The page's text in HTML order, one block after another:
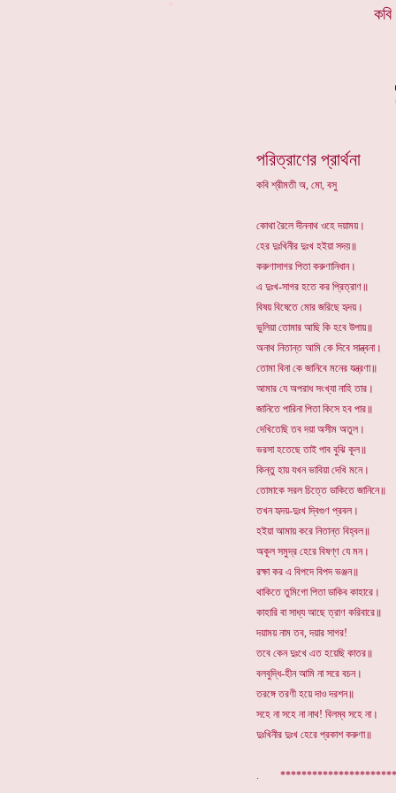
পরিত্রাণের প্রার্থনা
কবি শ্রীমতী অ, মো, বসু
কোথা রৈলে দীননাথ ওহে দয়াময়।
হের দুঃখিনীর দুঃখ হইয়া সদয়॥
করুণাসাগর পিতা করুণানিধান।
এ দুঃখ-সাগর হতে কর প্রিত্রাণ॥
বিষয় বিষেতে মোর জরিছে হৃদয়।
ভুলিয়া তোমার আছি কি হবে উপায়॥
অনাথ নিতান্ত আমি কে দিবে সান্ত্বনা।
তোমা বিনা কে জানিবে মনের যন্ত্রণা॥
আমার যে অপরাধ সংখ্যা নাহি তার।
জানিতে পারিনা পিতা কিসে হব পার॥
দেখিতেছি তব দয়া অসীম অতুল।
ভরসা হতেছে তাই পাব বুঝি কূল॥
কিন্তু হায় যখন ভাবিয়া দেখি মনে।
তোমাকে সরল চিত্তে ডাকিতে জানিনে॥
তখন হৃদয়-দুঃখ দ্বিগুণ প্রবল।
হইয়া আমায় করে নিতান্ত বিহ্বল॥
অকূল সমুদ্র হেরে বিষণ্ণ যে মন।
রক্ষা কর এ বিপদে বিপদ ভঞ্জন॥
থাকিতে তুমিগো পিতা ডাকিব কাহারে।
কাহারি বা সাধ্য আছে ত্রাণ করিবারে॥
দয়াময় নাম তব, দয়ার সাগর!
তবে কেন দুঃখে এত হয়েছি কাতর॥
বলবুদ্ধি-হীন আমি না সরে বচন।
তরঙ্গে তরণী হয়ে দাও দরশন॥
সহে না সহে না নাথ! বিলম্ব সহে না।
দুঃখিনীর দুঃখ হেরে প্রকাশ করুণা॥
.